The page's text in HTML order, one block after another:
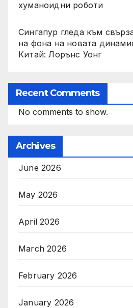
хуманоидни роботи
Сингапур гледа към
на фона на новата
Китай: Лорънс Уонг
Recent Comments
No comments to show.
Archives
June 2026
May 2026
April 2026
March 2026
February 2026
January 2026